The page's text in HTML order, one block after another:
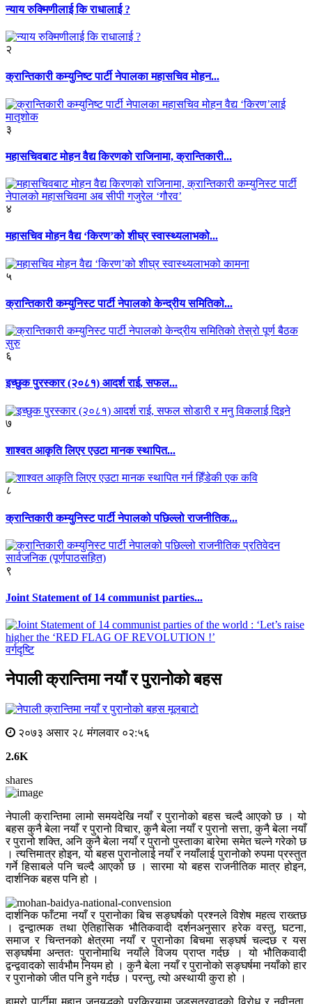
न्याय रुक्मिणीलाई कि राधालाई ?
२
क्रान्तिकारी कम्युनिष्ट पार्टी नेपालका महासचिव मोहन...
३
महासचिवबाट मोहन वैद्य किरणको राजिनामा, क्रान्तिकारी...
४
महासचिव मोहन वैद्य ‘किरण’को शीघ्र स्वास्थ्यलाभको...
५
क्रान्तिकारी कम्युनिस्ट पार्टी नेपालको केन्द्रीय समितिको...
६
इच्छुक पुरस्कार (२०८१) आदर्श राई, सफल...
७
शाश्वत आकृति लिएर एउटा मानक स्थापित...
८
क्रान्तिकारी कम्युनिस्ट पार्टी नेपालको पछिल्लो राजनीतिक...
९
Joint Statement of 14 communist parties...
वर्गदृष्टि
नेपाली क्रान्तिमा नयाँ र पुरानोको बहस
मूलबाटाे
२०७३ असार २८ मंगलवार ०२:५६
2.6K
shares
नेपाली क्रान्तिमा लामो समयदेखि नयाँ र पुरानोको बहस चल्दै आएको छ । यो
बहस कुनै बेला नयाँ र पुरानो विचार, कुनै बेला नयाँ र पुरानो सत्ता, कुनै बेला नयाँ
र पुरानो शक्ति, अनि कुनै बेला नयाँ र पुरानो पुस्ताका बारेमा समेत चल्ने गरेको छ
। त्यत्तिमात्र होइन, यो बहस पुरानोलाई नयाँ र नयाँलाई पुरानोको रुपमा प्रस्तुत
गर्ने हिसाबले पनि चल्दै आएको छ । सारमा यो बहस राजनीतिक मात्र होइन,
दार्शनिक बहस पनि हो ।
दार्शनिक फाँटमा नयाँ र पुरानोका बिच सङ्घर्षको प्रश्नले विशेष महत्व राख्तछ
। द्वन्द्वात्मक तथा ऐतिहासिक भौतिकवादी दर्शनअनुसार हरेक वस्तु, घटना,
समाज र चिन्तनको क्षेत्रमा नयाँ र पुरानोका बिचमा सङ्घर्ष चल्दछ र यस
सङ्घर्षमा अन्ततः पुरानोमाथि नयाँले विजय प्राप्त गर्दछ । यो भौतिकवादी
द्वन्द्ववादको सार्वभौम नियम हो । कुनै बेला नयाँ र पुरानोको सङ्घर्षमा नयाँको हार
र पुरानोको जीत पनि हुने गर्दछ । परन्तु, त्यो अस्थायी कुरा हो ।